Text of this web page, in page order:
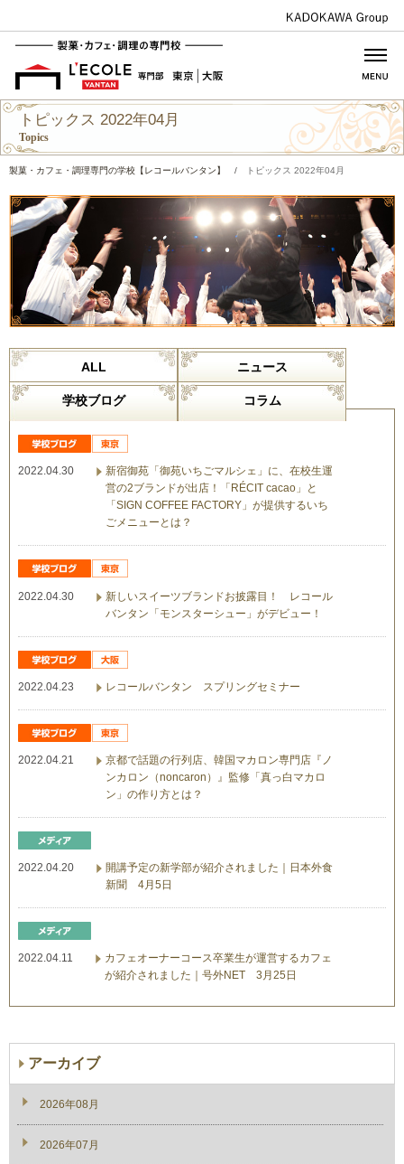
トピックス 2022年04月
Topics
製菓・カフェ・調理専門の学校【レコールバンタン】 / トピックス 2022年04月
ALL ニュース
学校ブログ コラム
2022.04.30
新宿御苑「御苑いちごマルシェ」に、在校生運
営の2ブランドが出店！「RÉCIT cacao」と
「SIGN COFFEE FACTORY」が提供するいち
ごメニューとは？
2022.04.30
新しいスイーツブランドお披露目！ レコール
バンタン「モンスターシュー」がデビュー！
2022.04.23 レコールバンタン スプリングセミナー
2022.04.21
京都で話題の行列店、韓国マカロン専門店『ノ
ンカロン（noncaron）』監修「真っ白マカロ
ン」の作り方とは？
2022.04.20
開講予定の新学部が紹介されました｜日本外食
新聞 4月5日
2022.04.11
カフェオーナーコース卒業生が運営するカフェ
が紹介されました｜号外NET 3月25日
アーカイブ
2026年08月
2026年07月